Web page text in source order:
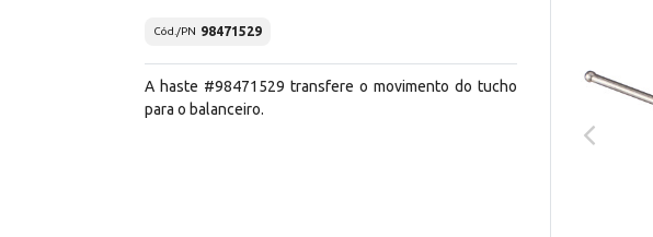
Cód./PN 98471529
A haste #98471529 transfere o movimento do tucho
para o balanceiro.